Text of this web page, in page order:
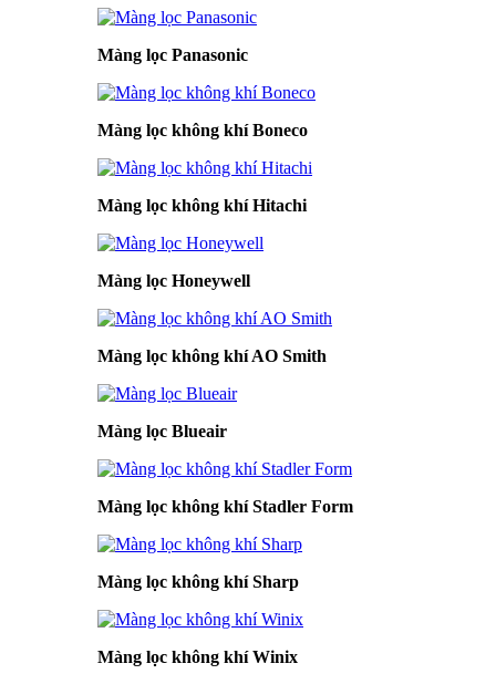
Màng lọc Panasonic
Màng lọc không khí Boneco
Màng lọc không khí Hitachi
Màng lọc Honeywell
Màng lọc không khí AO Smith
Màng lọc Blueair
Màng lọc không khí Stadler Form
Màng lọc không khí Sharp
Màng lọc không khí Winix